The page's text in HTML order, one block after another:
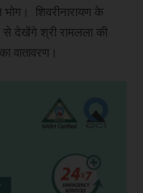
भोग। शिवरीनारायण के
से देखेंगे श्री रामलला की
वातावरण।